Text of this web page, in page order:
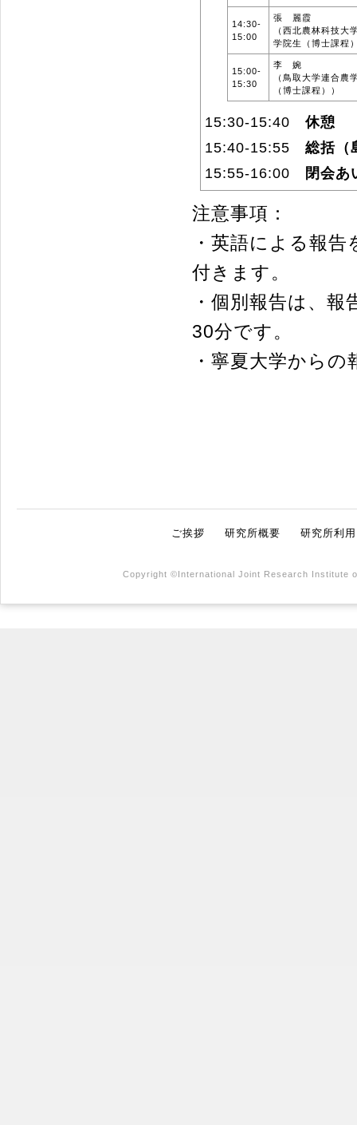
14:30-
15:00
張 麗霞
（西北農林科技大
学院生（博士課程
15:00-
15:30
李 婉
（鳥取大学連合農
（博士課程））
15:30-15:40 休憩
15:40-15:55 総括（
15:55-16:00
閉会あ
注意事項：
・英語による報
付きます。
・個別報告は、
30分です。
・寧夏大学から
ご挨拶 研究所概要 研究所利
Copyright ©International Joint Research Institute